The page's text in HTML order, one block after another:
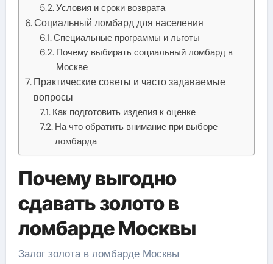
Условия и сроки возврата
Социальный ломбард для населения
Специальные программы и льготы
Почему выбирать социальный ломбард в
Москве
Практические советы и часто задаваемые
вопросы
Как подготовить изделия к оценке
На что обратить внимание при выборе
ломбарда
Почему выгодно
сдавать золото в
ломбарде Москвы
Залог золота в ломбарде Москвы